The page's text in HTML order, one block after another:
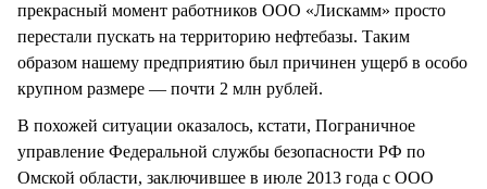
прекрасный момент работников ООО «Лискамм» просто
перестали пускать на территорию нефтебазы. Таким
образом нашему предприятию был причинен ущерб в особо
крупном размере — почти 2 млн рублей.
В похожей ситуации оказалось, кстати, Пограничное
управление Федеральной службы безопасности РФ по
Омской области, заключившее в июле 2013 года с ООО